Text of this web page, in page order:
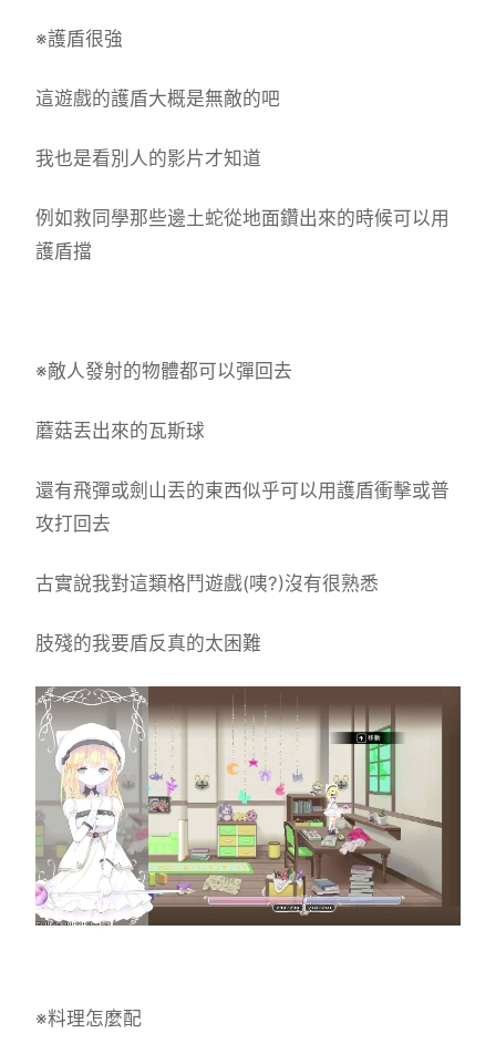
※護盾很強
這遊戲的護盾大概是無敵的吧
我也是看別人的影片才知道
例如救同學那些邊土蛇從地面鑽出來的時候可以用
護盾擋
※敵人發射的物體都可以彈回去
蘑菇丟出來的瓦斯球
還有飛彈或劍山丟的東西似乎可以用護盾衝擊或普
攻打回去
古實說我對這類格鬥遊戲(咦?)沒有很熟悉
肢殘的我要盾反真的太困難
※料理怎麼配